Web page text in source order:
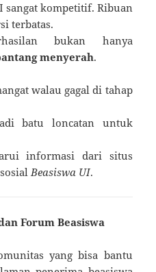
sangat kompetitif. Ribuan
terbatas.
bukan hanya
menyerah.
walau gagal di tahap
batu loncatan untuk
informasi dari situs
Beasiswa UI.
Forum Beasiswa
yang bisa bantu